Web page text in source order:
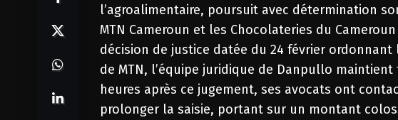
l’agroalimentaire, poursuit avec détermination
MTN Cameroun et les Chocolateries du
décision de justice datée du 24 février
de MTN, l’équipe juridique de Danpullo
heures après ce jugement, ses avocats ont
prolonger la saisie, portant sur un montant